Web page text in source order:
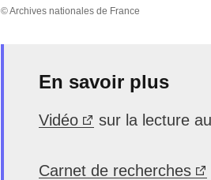
© Archives nationales de France
En savoir plus
Vidéo sur la lecture
Carnet de recherches